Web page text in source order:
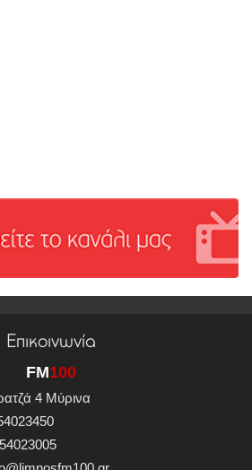
Επικοινωνία
FM100
4 Μύρινα